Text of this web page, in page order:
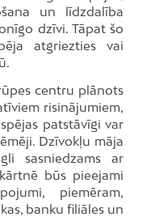
un līdzdalība
dzīvi. Tāpat šo
atgriezties vai
centru plānots
risinājumiem,
patstāvīgi var
Dzīvokļu māja
sasniedzams ar
būs pieejami
piemēram,
banku filiāles un